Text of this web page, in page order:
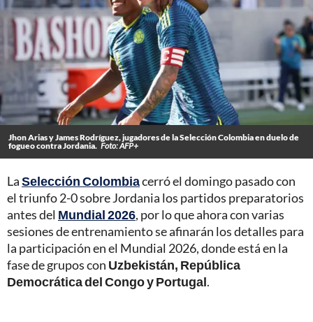
Jhon Arias y James Rodríguez, jugadores de la Selección Colombia en duelo de
fogueo contra Jordania. Foto: AFP+
LaSelección Colombiacerró el domingo pasado con
el triunfo 2-0 sobre Jordania los partidos preparatorios
antes del Mundial 2026, por lo que ahora con varias
sesiones de entrenamiento se afinarán los detalles para
la participación en el Mundial 2026, donde está en la
fase de grupos con Uzbekistán, República
Democrática del Congo y Portugal.